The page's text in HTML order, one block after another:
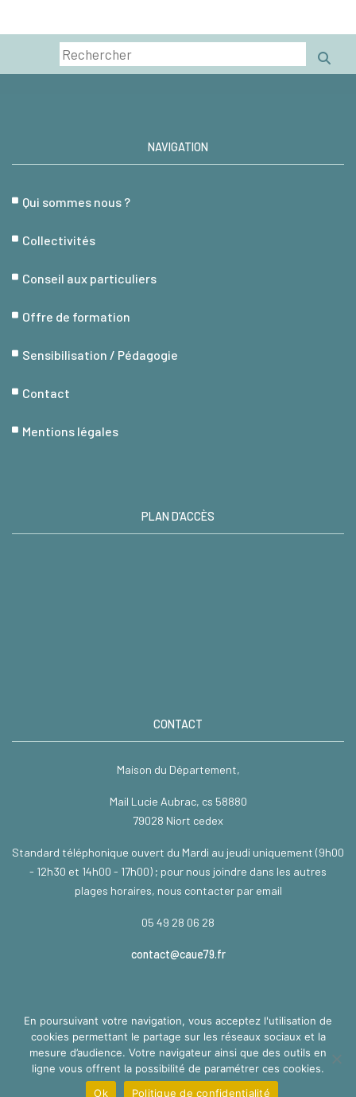
NAVIGATION
Qui sommes nous ?
Collectivités
Conseil aux particuliers
Offre de formation
Sensibilisation / Pédagogie
Contact
Mentions légales
PLAN D’ACCÈS
CONTACT
Maison du Département,
Mail Lucie Aubrac, cs 58880
79028 Niort cedex
Standard téléphonique ouvert du Mardi au jeudi uniquement (9h00
- 12h30 et 14h00 - 17h00) ; pour nous joindre dans les autres
plages horaires, nous contacter par email
05 49 28 06 28
contact@caue79.fr
TÉLÉCHARGEMENT
En cours de développement
En poursuivant votre navigation, vous acceptez l'utilisation de
cookies permettant le partage sur les réseaux sociaux et la
mesure d’audience. Votre navigateur ainsi que des outils en
ligne vous offrent la possibilité de paramétrer ces cookies.
Ok
Politique de confidentialité